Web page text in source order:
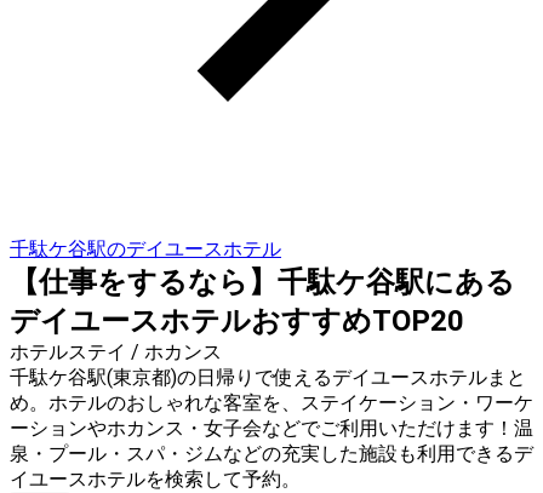
千駄ケ谷駅のデイユースホテル
【仕事をするなら】千駄ケ谷駅にある
デイユースホテルおすすめTOP20
ホテルステイ / ホカンス
千駄ケ谷駅(東京都)の日帰りで使えるデイユースホテルまと
め。ホテルのおしゃれな客室を、ステイケーション・ワーケ
ーションやホカンス・女子会などでご利用いただけます！温
泉・プール・スパ・ジムなどの充実した施設も利用できるデ
イユースホテルを検索して予約。